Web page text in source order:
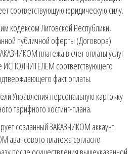
соответствующую юридическую силу.
кодексом Литовской Республики,
публичной оферты (Договора)
платежа в счет оплаты услуг
соответствующего
факт оплаты.
Управления персональную карточку
тарифного хостинг-плана.
созданный ЗАКАЗЧИКОМ аккаунт
авансового платежа согласно